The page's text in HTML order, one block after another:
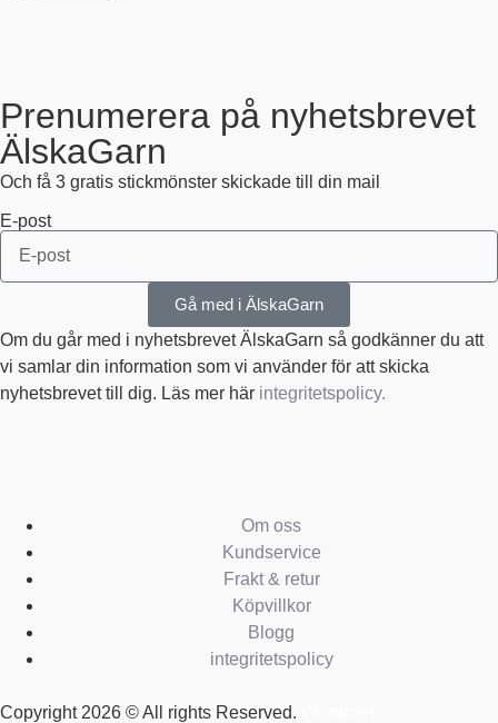
Prenumerera på nyhetsbrevet
ÄlskaGarn
Och få 3 gratis stickmönster skickade till din mail
E-post
Gå med i ÄlskaGarn
Om du går med i nyhetsbrevet ÄlskaGarn så godkänner du att
vi samlar din information som vi använder för att skicka
nyhetsbrevet till dig. Läs mer här integritetspolicy.
Om oss
Kundservice
Frakt & retur
Köpvillkor
Blogg
integritetspolicy
Copyright 2026 © All rights Reserved.